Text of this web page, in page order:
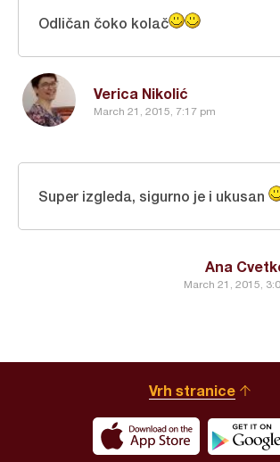
Verica Nikolić
March 21, 2015, 7:17 pm
Odličan čoko kolač
Ana
March 21, 2015,
Super izgleda, sigurno je i ukusan
Vrh stranice